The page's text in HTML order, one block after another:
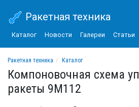
Ракетная техника
Каталог Новости Галереи Статьи
Ракетная техника
Каталог
Компоновочная схема управляемой ракеты
Компоновочная схема
ракеты 9М112